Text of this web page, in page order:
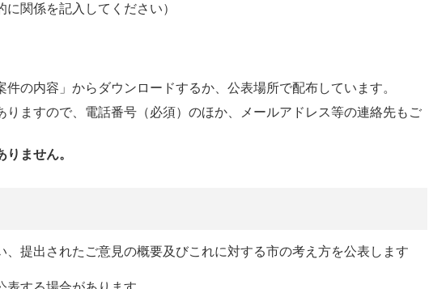
関係を記入してください）
件の内容」からダウンロードするか、公表場所で配布しています。
ますので、電話番号（必須）のほか、メールアドレス等の連絡先もご
ません。
提出されたご意見の概要及びこれに対する市の考え方を公表します